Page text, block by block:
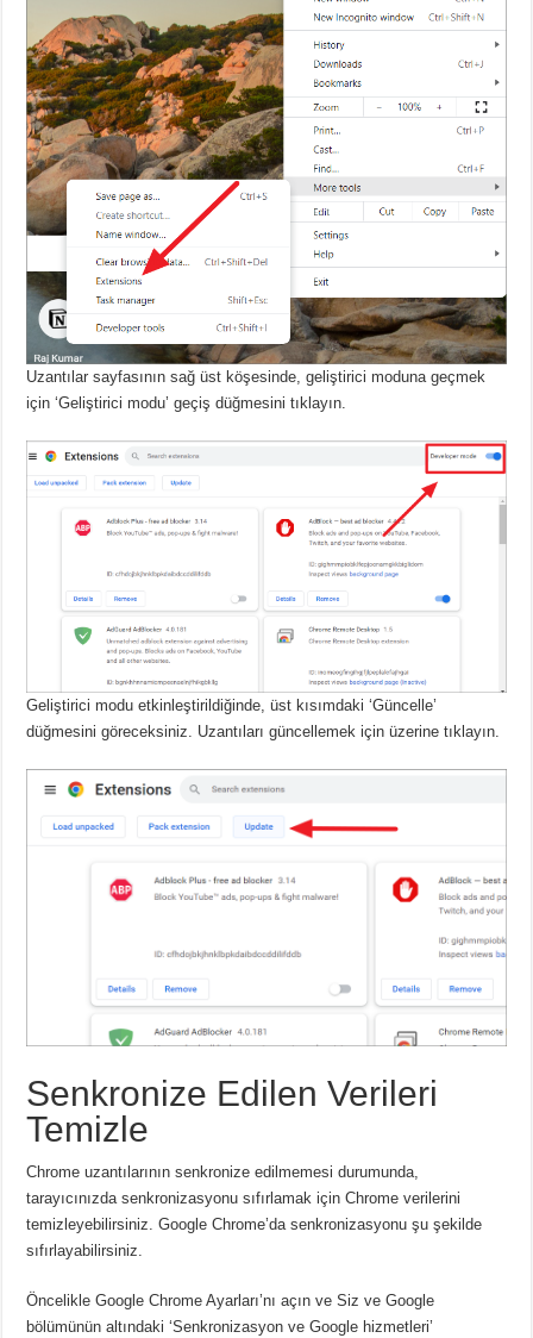
Uzantılar sayfasının sağ üst köşesinde, geliştirici moduna geçmek
için ‘Geliştirici modu’ geçiş düğmesini tıklayın.
Geliştirici modu etkinleştirildiğinde, üst kısımdaki ‘Güncelle’
düğmesini göreceksiniz. Uzantıları güncellemek için üzerine tıklayın.
Senkronize Edilen Verileri
Temizle
Chrome uzantılarının senkronize edilmemesi durumunda,
tarayıcınızda senkronizasyonu sıfırlamak için Chrome verilerini
temizleyebilirsiniz.Google Chrome’da senkronizasyonu şu şekilde
sıfırlayabilirsiniz.
Öncelikle Google Chrome Ayarları’nı açın ve Siz ve Google
bölümünün altındaki ‘Senkronizasyon ve Google hizmetleri’